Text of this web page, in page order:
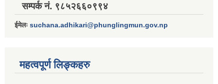
सम्पर्क नं. ९८५२६६०९९४
ईमेलः suchana.adhikari@phunglingmun.gov.np
महत्वपूर्ण लिङ्कहरु